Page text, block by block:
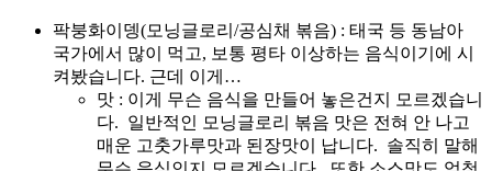
팍붕화이뎅(모닝글로리/공심채 볶음) : 태국 등 동남아
국가에서 많이 먹고, 보통 평타 이상하는 음식이기에 시
켜봤습니다. 근데 이게…
맛 : 이게 무슨 음식을 만들어 놓은건지 모르겠습니
다. 일반적인 모닝글로리 볶음 맛은 전혀 안 나고
매운 고춧가루맛과 된장맛이 납니다. 솔직히 말해